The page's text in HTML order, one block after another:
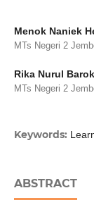
Menok Naniek
MTs Negeri 2
Rika Nurul
MTs Negeri 2
Keywords:
ABSTRACT